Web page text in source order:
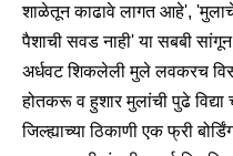
शाळेतून काढावे लागत आहे',
पैशाची सवड नाही' या सबबी
अर्धवट शिकलेली मुले लवकरच
होतकरू व हुशार मुलांची पुढे विद्या
जिल्ह्याच्या ठिकाणी एक फ्री